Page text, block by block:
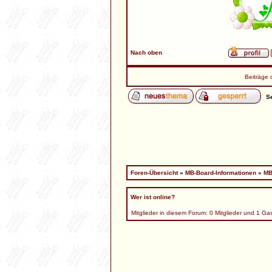
3)
wir
Das
Das
Nach oben
Beiträge
Foren-Übersicht» MB-Board-Informationen »
Wer ist online?
Mitglieder in diesem Forum: 0 Mitglieder und 1